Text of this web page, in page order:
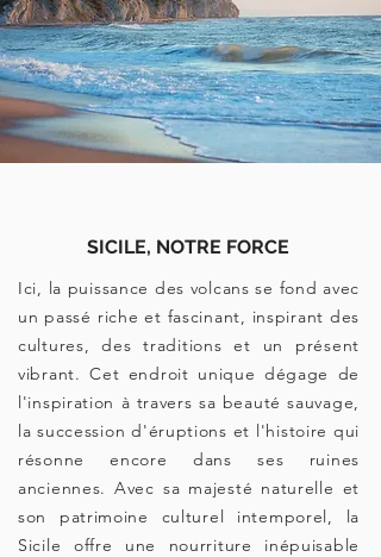
SICILE, NOTRE FORCE
Ici, la puissance des volcans se fond avec
un passé riche et fascinant, inspirant des
cultures, des traditions et un présent
vibrant. Cet endroit unique dégage de
l'inspiration à travers sa beauté sauvage,
la succession d'éruptions et l'histoire qui
résonne encore dans ses ruines
anciennes. Avec sa majesté naturelle et
son patrimoine culturel intemporel, la
Sicile offre une nourriture inépuisable